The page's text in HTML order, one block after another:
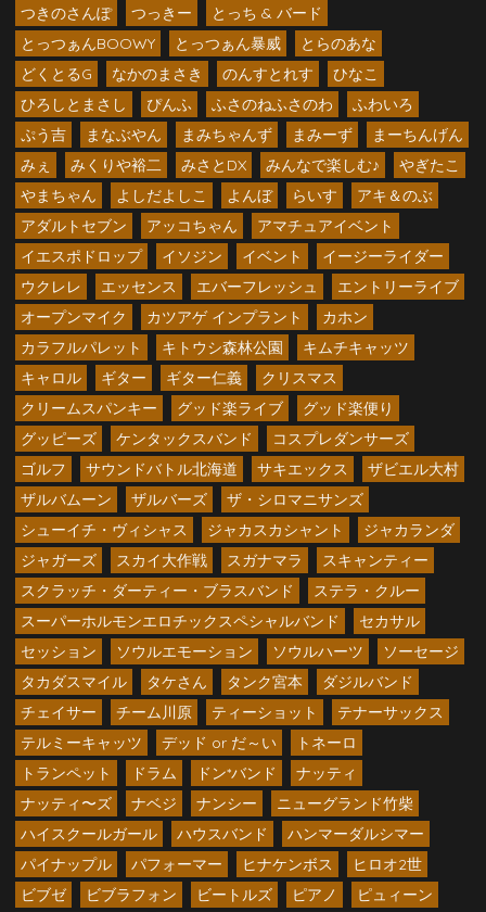
つきのさんぽ つっきー
とっち & バード
とっつぁんBOOWY
とっつぁん暴威
とらのあな
どくとるG
なかのまさき のんすとれす
ひなこ
ひろしとまさし
ぴんふ ふさのねふさのわ
ふわいろ
ぷう吉
まなぶやん まみちゃんず まみーず
まーちんげん
みぇ
みくりや裕二 みさとDX みんなで楽しむ♪
やぎたこ
やまちゃん
よしだよしこ よんぼ らいす
アキ＆のぶ
アダルトセブン
アッコちゃん
アマチュアイベント
イエスポドロップ
イソジン イベント
イージーライダー
ウクレレ
エッセンス エバーフレッシュ
エントリーライブ
オープンマイク
カツアゲ インプラント
カホン
カラフルパレット
キトウシ森林公園
キムチキャッツ
キャロル
ギター ギター仁義
クリスマス
クリームスパンキー
グッド楽ライブ
グッド楽便り
グッピーズ
ケンタックスバンド
コスプレダンサーズ
ゴルフ
サウンドバトル北海道 サキエックス
ザビエル大村
ザルバムーン
ザルバーズ
ザ・シロマニサンズ
シューイチ・ヴィシャス
ジャカスカシャント
ジャカランダ
ジャガーズ
スカイ大作戦 スガナマラ
スキャンティー
スクラッチ・ダーティー・ブラスバンド
ステラ・クルー
スーパーホルモンエロチックスペシャルバンド
セカサル
セッション
ソウルエモーション ソウルハーツ
ソーセージ
タカダスマイル
タケさん タンク宮本
ダジルバンド
チェイサー
チーム川原 ティーショット
テナーサックス
テルミーキャッツ
デッド or だ～い
トネーロ
トランペット
ドラム ドン*バンド
ナッティ
ナッティ〜ズ
ナベジ ナンシー
ニューグランド竹柴
ハイスクールガール
ハウスバンド
ハンマーダルシマー
パイナップル
パフォーマー ヒナケンボス
ヒロオ2世
ビブゼ
ビブラフォン ビートルズ ピアノ
ピュィーン